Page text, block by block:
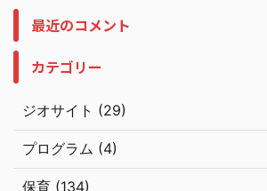
最近のコメント
カテゴリー
ジオサイト (29)
プログラム (4)
保育 (134)